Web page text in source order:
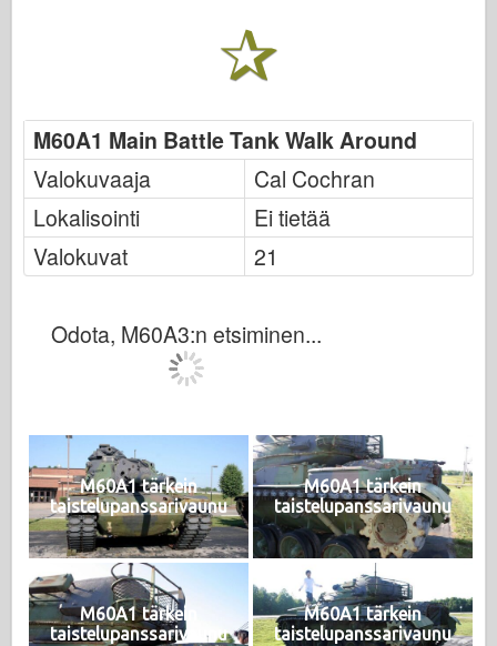
M60A1 Main Battle Tank Walk Around
Valokuvaaja
Cal Cochran
Lokalisointi
Ei tietää
Valokuvat
21
Odota, M60A3:n etsiminen...
M60A1 tärkein
taistelupanssarivaunu
M60A1 tärkein
taistelupanssarivaunu
M60A1 tärkein
taistelupanssarivaunu
M60A1 tärkein
taistelupanssarivaunu